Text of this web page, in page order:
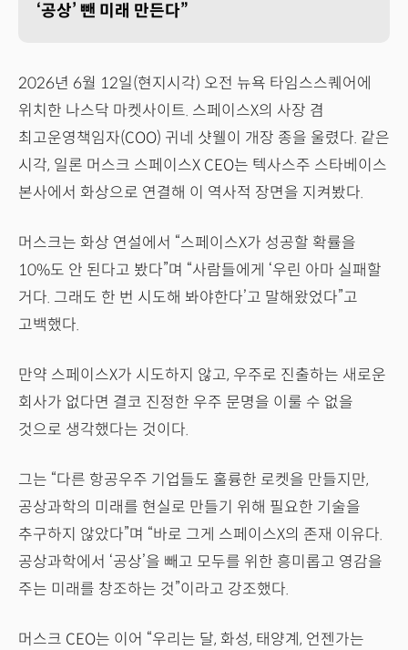
‘공상’ 뺀 미래 만든다”
2026년 6월 12일(현지시각) 오전 뉴욕 타임스스퀘어에
위치한 나스닥 마켓사이트. 스페이스X의 사장 겸
최고운영책임자(COO) 귀네 샷웰이 개장 종을 울렸다. 같은
시각, 일론 머스크 스페이스X CEO는 텍사스주 스타베이스
본사에서 화상으로 연결해 이 역사적 장면을 지켜봤다.
머스크는 화상 연설에서 “스페이스X가 성공할 확률을
10%도 안 된다고 봤다”며 “사람들에게 ‘우린 아마 실패할
거다. 그래도 한 번 시도해 봐야한다’고 말해왔었다”고
고백했다.
만약 스페이스X가 시도하지 않고, 우주로 진출하는 새로운
회사가 없다면 결코 진정한 우주 문명을 이룰 수 없을
것으로 생각했다는 것이다.
그는 “다른 항공우주 기업들도 훌륭한 로켓을 만들지만,
공상과학의 미래를 현실로 만들기 위해 필요한 기술을
추구하지 않았다”며 “바로 그게 스페이스X의 존재 이유다.
공상과학에서 ‘공상’을 빼고 모두를 위한 흥미롭고 영감을
주는 미래를 창조하는 것”이라고 강조했다.
머스크 CEO는 이어 “우리는 달, 화성, 태양계, 언젠가는